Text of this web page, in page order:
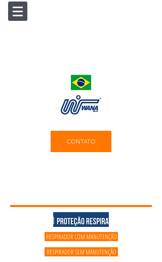
CONTATO
RESPIRADOR COM MANUTENÇÃO
RESPIRADOR SEM MANUTENÇÃO